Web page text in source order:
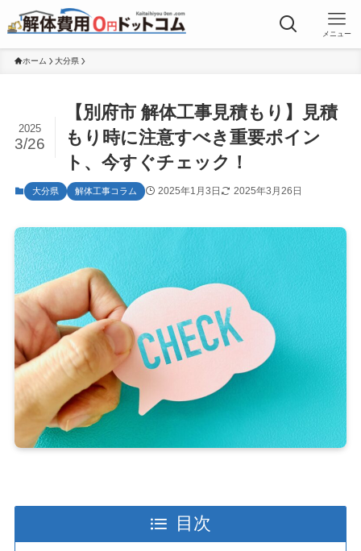
メニュー
ホーム 大分県
【別府市 解体工事見積もり】見積
もり時に注意すべき重要ポイン
ト、今すぐチェック！
2025
3/26
大分県 解体工事コラム 2025年1月3日 2025年3月26日
目次